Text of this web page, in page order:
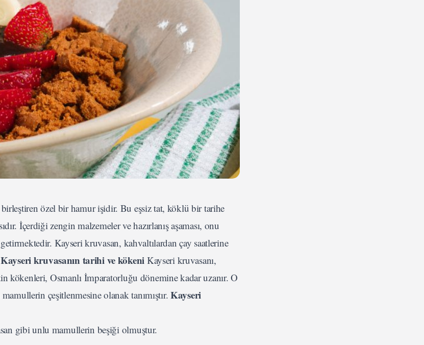
özel bir hamur işidir. Bu eşsiz tat, köklü bir tarihe
İçerdiği zengin malzemeler ve hazırlanış aşaması, onu
Kayseri kruvasan, kahvaltılardan çay saatlerine
Kayseri kruvasanın tarihi ve kökeni Kayseri kruvasanı,
Osmanlı İmparatorluğu dönemine kadar uzanır. O
çeşitlenmesine olanak tanımıştır. Kayseri
gibi unlu mamullerin beşiği olmuştur.